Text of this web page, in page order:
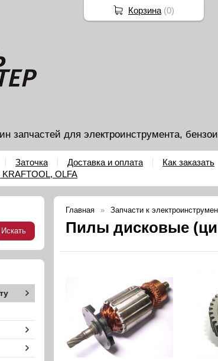
запчастей для электроинструмента,
Заточка Доставка и оплата Как заказать
KRAFTOOL, OLFA
Главная Запчасти к
Пилы дисковые
Корзина (0)